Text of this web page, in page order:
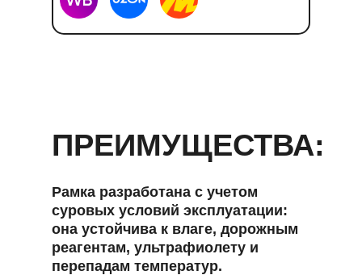
Рамка разработана с учетом
суровых условий эксплуатации:
она устойчива к влаге, дорожным
реагентам, ультрафиолету и
перепадам температур.
ПРЕИМУЩЕСТВА: